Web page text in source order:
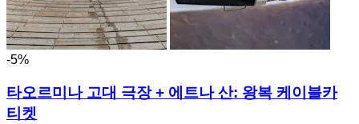
-5%
타오르미나 고대 극장 + 에트나 산: 왕복 케이블카
티켓